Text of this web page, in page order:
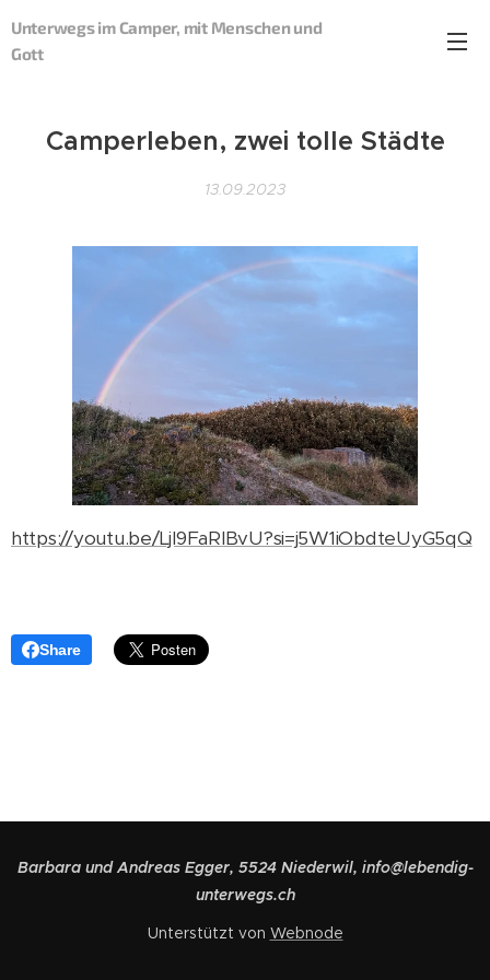
Unterwegs im Camper, mit Menschen und
Gott
Camperleben, zwei tolle Städte
13.09.2023
https://youtu.be/LjI9FaRlBvU?si=j5W1iObdteUyG5qQ
Share
Barbara und Andreas Egger, 5524 Niederwil, info@lebendig-
unterwegs.ch
Unterstützt von Webnode